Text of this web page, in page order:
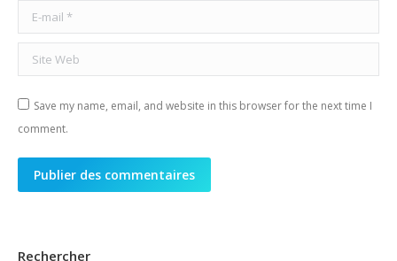
E-mail *
Site Web
Save my name, email, and website in this browser for the next time I
comment.
Publier des commentaires
Rechercher